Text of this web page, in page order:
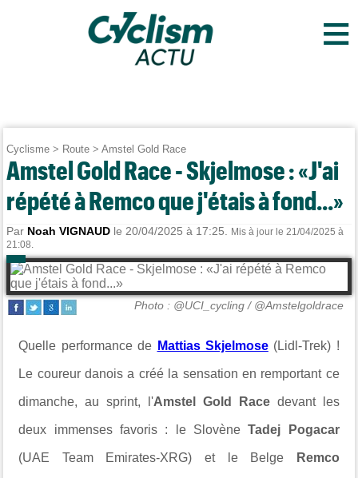
≡
Cyclisme > Route >Amstel Gold Race
Amstel Gold Race - Skjelmose : «J'ai
répété à Remco que j'étais à fond...»
Par Noah VIGNAUD le 20/04/2025 à 17:25.
Mis à jour le 21/04/2025 à
21:08.
Photo : @UCI_cycling / @Amstelgoldrace
Quelle performance de Mattias Skjelmose(Lidl-Trek) !
Le coureur danois a créé la sensation en remportant ce
dimanche, au sprint, l'Amstel Gold Racedevant les
deux immenses favoris : le SlovèneTadej Pogacar
(UAE Team Emirates-XRG) et le Belge Remco